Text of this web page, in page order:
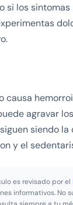
si los
causa
agravar
siendo la
y el
es revisado por el
informativos. No